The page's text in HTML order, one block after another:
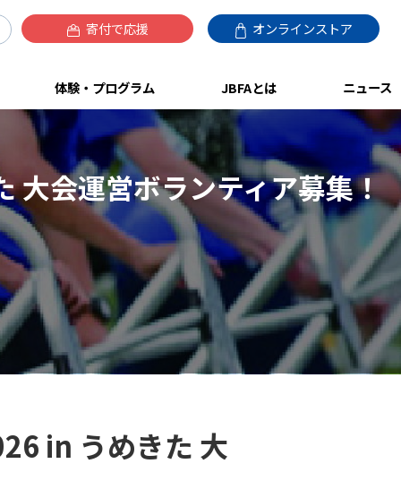
寄付で応援 オンラインストア
体験・プログラム JBFAとは ニュース
大会運営ボランティア募集！
in うめきた 大